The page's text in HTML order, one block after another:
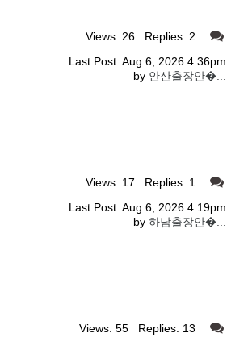
Views: 26 Replies: 2
Last Post: Aug 6, 2026 4:36pm
by 안산출장안�...
Views: 17 Replies: 1
Last Post: Aug 6, 2026 4:19pm
by 하남출장안�...
Views: 55 Replies: 13